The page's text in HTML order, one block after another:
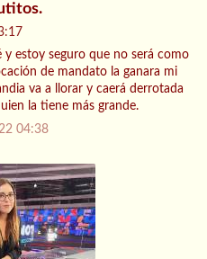
y estoy seguro que no será como
de mandato la ganara mi
va a llorar y caerá derrotada
la tiene más grande.
04:38